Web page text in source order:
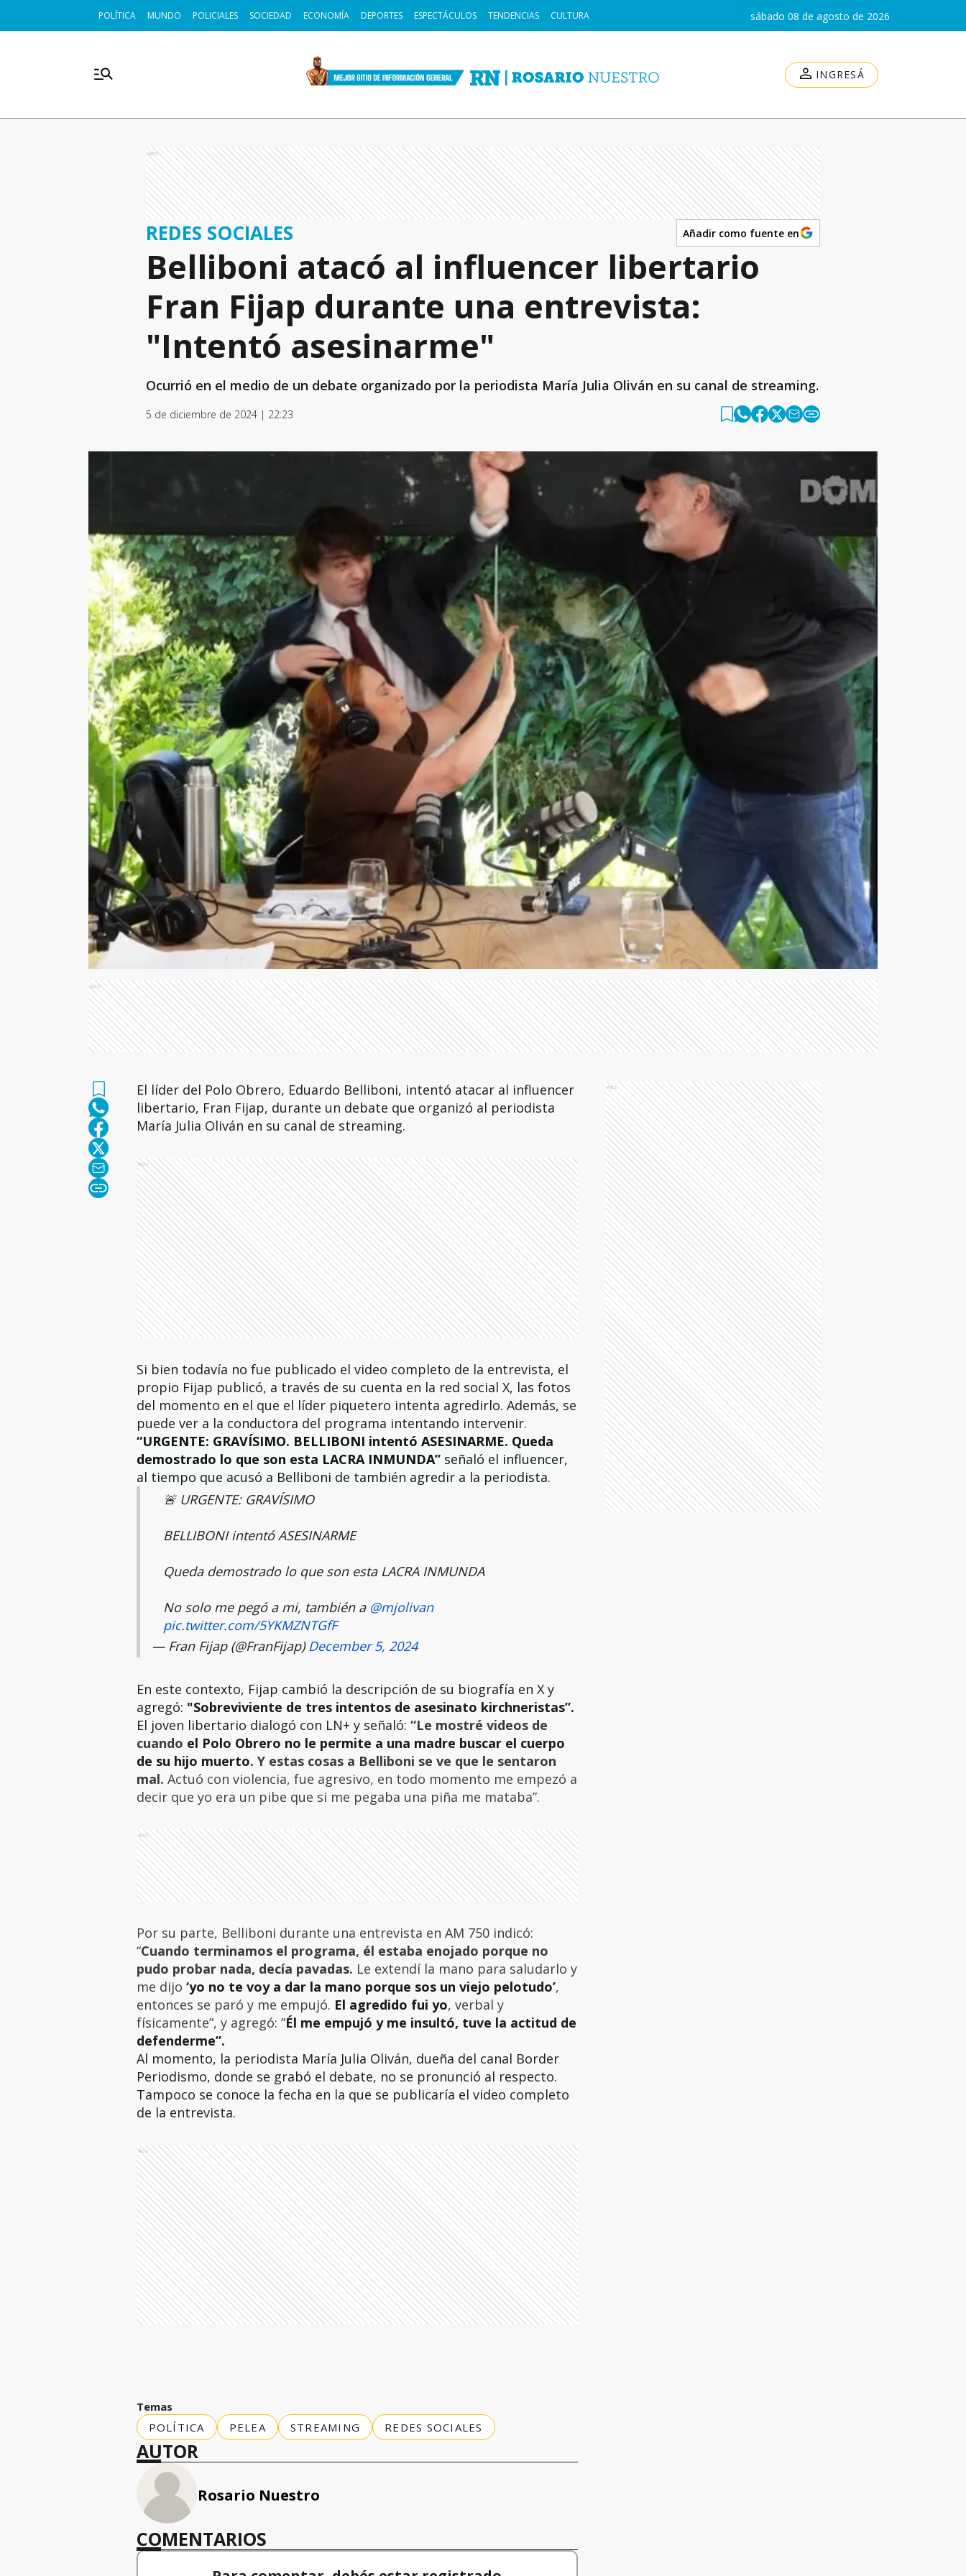
POLÍTICA MUNDO POLICIALES SOCIEDAD ECONOMÍA DEPORTES ESPECTÁCULOS TENDENCIAS CULTURA sábado 08 de agosto de 2026
INGRESÁ
Ads
REDES SOCIALES Añadir como fuente en
Belliboni atacó al influencer libertario
Fran Fijap durante una entrevista:
"Intentó asesinarme"
Ocurrió en el medio de un debate organizado por la periodista María Julia Oliván en su canal de streaming.
5 de diciembre de 2024 | 22:23
Ads
El líder del Polo Obrero, Eduardo Belliboni, intentó atacar al influencer
libertario, Fran Fijap, durante un debate que organizó al periodista
María Julia Oliván en su canal de streaming.
Ads
Si bien todavía no fue publicado el video completo de la entrevista, el
propio Fijap publicó, a través de su cuenta en la red social X, las fotos
del momento en el que el líder piquetero intenta agredirlo. Además, se
puede ver a la conductora del programa intentando intervenir.
“URGENTE: GRAVÍSIMO. BELLIBONI intentó ASESINARME. Queda
demostrado lo que son esta LACRA INMUNDA”señaló el influencer,
al tiempo que acusó a Belliboni de también agredir a la periodista.
🚨 URGENTE: GRAVÍSIMO
BELLIBONI intentó ASESINARME
Queda demostrado lo que son esta LACRA INMUNDA
No solo me pegó a mi, también a @mjolivan
pic.twitter.com/5YKMZNTGfF
— Fran Fijap (@FranFijap) December 5, 2024
En este contexto, Fijap cambió la descripción de su biografía en X y
agregó: "Sobreviviente de tres intentos de asesinato kirchneristas”.
El joven libertario dialogó con LN+ y señaló: “Le mostré videos de
cuando el Polo Obrero no le permite a una madre buscar el cuerpo
de su hijo muerto. Y estas cosas a Belliboni se ve que le sentaron
mal. Actuó con violencia, fue agresivo, en todo momento me empezó a
decir que yo era un pibe que si me pegaba una piña me mataba”.
Ads
Por su parte, Belliboni durante una entrevista en AM 750 indicó:
“Cuando terminamos el programa, él estaba enojado porque no
pudo probar nada, decía pavadas. Le extendí la mano para saludarlo y
me dijo ‘yo no te voy a dar la mano porque sos un viejo pelotudo’,
entonces se paró y me empujó. El agredido fui yo, verbal y
físicamente”, y agregó: ”Él me empujó y me insultó, tuve la actitud de
defenderme”.
Al momento, la periodista María Julia Oliván, dueña del canal Border
Periodismo, donde se grabó el debate, no se pronunció al respecto.
Tampoco se conoce la fecha en la que se publicaría el video completo
de la entrevista.
Ads
Temas
POLÍTICA
PELEA STREAMING REDES SOCIALES
AUTOR
Rosario Nuestro
COMENTARIOS
Ads